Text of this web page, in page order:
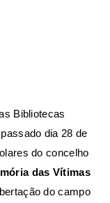
Bibliotecas
dia 28 de
do concelho
das Vítimas
do campo